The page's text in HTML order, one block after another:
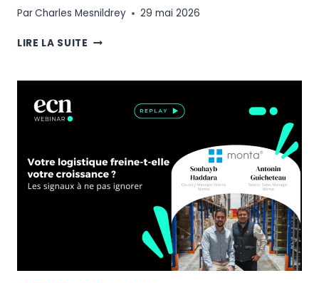
ParCharles Mesnildrey 29 mai 2026
LIRE LA SUITE TEMU
200
D’EUROS
COMMISSION
EUROPÉENNE